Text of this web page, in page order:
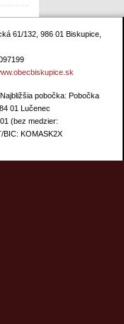
61/132, 986 01 Biskupice,
pobočka: Pobočka
01 Lučenec
(bez medzier:
BIC: KOMASK2X